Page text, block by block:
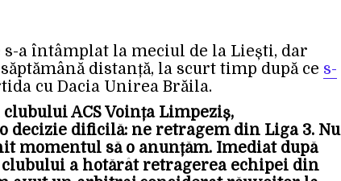
a întâmplat la meciul de la Liești, dar
distanță, la scurt timp după ce s-
cu Dacia Unirea Brăila.
ACS Voința Limpeziș,
decizie dificilă: ne retragem din Liga 3. Nu
momentul să o anunțăm. Imediat după
a hotărât retragerea echipei din